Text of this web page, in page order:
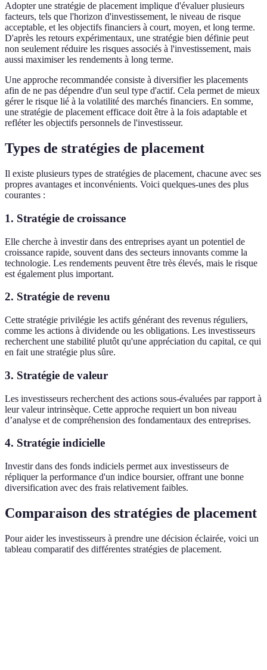
Adopter une stratégie de placement implique d'évaluer plusieurs
facteurs, tels que l'horizon d'investissement, le niveau de risque
acceptable, et les objectifs financiers à court, moyen, et long terme.
D'après les retours expérimentaux, une stratégie bien définie peut
non seulement réduire les risques associés à l'investissement, mais
aussi maximiser les rendements à long terme.
Une approche recommandée consiste à diversifier les placements
afin de ne pas dépendre d'un seul type d'actif. Cela permet de mieux
gérer le risque lié à la volatilité des marchés financiers. En somme,
une stratégie de placement efficace doit être à la fois adaptable et
refléter les objectifs personnels de l'investisseur.
Types de stratégies de placement
Il existe plusieurs types de stratégies de placement, chacune avec ses
propres avantages et inconvénients. Voici quelques-unes des plus
courantes :
1. Stratégie de croissance
Elle cherche à investir dans des entreprises ayant un potentiel de
croissance rapide, souvent dans des secteurs innovants comme la
technologie. Les rendements peuvent être très élevés, mais le risque
est également plus important.
2. Stratégie de revenu
Cette stratégie privilégie les actifs générant des revenus réguliers,
comme les actions à dividende ou les obligations. Les investisseurs
recherchent une stabilité plutôt qu'une appréciation du capital, ce qui
en fait une stratégie plus sûre.
3. Stratégie de valeur
Les investisseurs recherchent des actions sous-évaluées par rapport à
leur valeur intrinsèque. Cette approche requiert un bon niveau
d’analyse et de compréhension des fondamentaux des entreprises.
4. Stratégie indicielle
Investir dans des fonds indiciels permet aux investisseurs de
répliquer la performance d'un indice boursier, offrant une bonne
diversification avec des frais relativement faibles.
Comparaison des stratégies de placement
Pour aider les investisseurs à prendre une décision éclairée, voici un
tableau comparatif des différentes stratégies de placement.